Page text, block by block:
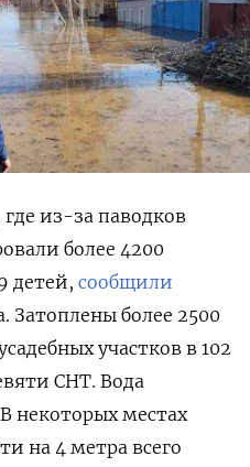
из-за паводков
более 4200
детей, сообщили
Затоплены более 2500
участков в 102
СНТ. Вода
некоторых местах
на 4 метра всего